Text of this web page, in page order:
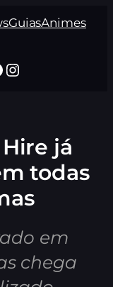
GuiasAnimes
Instagram
Hire já
todas
em
chega